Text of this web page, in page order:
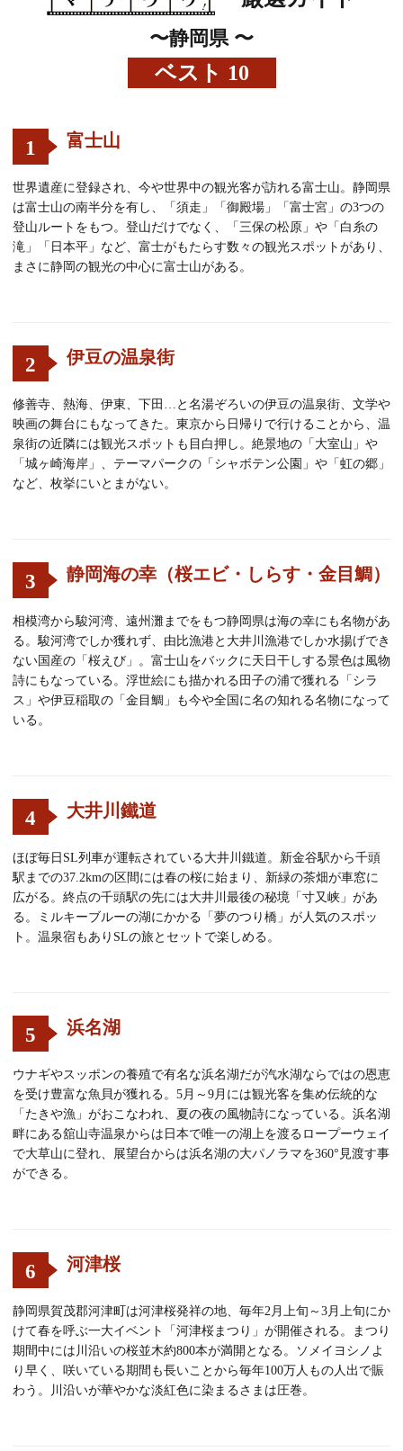
〜静岡県 〜
ベスト 10
1 富士山
世界遺産に登録され、今や世界中の観光客が訪れる富士山。静岡県
は富士山の南半分を有し、「須走」「御殿場」「富士宮」の3つの
登山ルートをもつ。登山だけでなく、「三保の松原」や「白糸の
滝」「日本平」など、富士がもたらす数々の観光スポットがあり、
まさに静岡の観光の中心に富士山がある。
2 伊豆の温泉街
修善寺、熱海、伊東、下田…と名湯ぞろいの伊豆の温泉街、文学や
映画の舞台にもなってきた。東京から日帰りで行けることから、温
泉街の近隣には観光スポットも目白押し。絶景地の「大室山」や
「城ヶ崎海岸」、テーマパークの「シャボテン公園」や「虹の郷」
など、枚挙にいとまがない。
3 静岡海の幸（桜エビ・しらす・金目鯛）
相模湾から駿河湾、遠州灘までをもつ静岡県は海の幸にも名物があ
る。駿河湾でしか獲れず、由比漁港と大井川漁港でしか水揚げでき
ない国産の「桜えび」。富士山をバックに天日干しする景色は風物
詩にもなっている。浮世絵にも描かれる田子の浦で獲れる「シラ
ス」や伊豆稲取の「金目鯛」も今や全国に名の知れる名物になって
いる。
4 大井川鐵道
ほぼ毎日SL列車が運転されている大井川鐵道。新金谷駅から千頭
駅までの37.2kmの区間には春の桜に始まり、新緑の茶畑が車窓に
広がる。終点の千頭駅の先には大井川最後の秘境「寸又峡」があ
る。ミルキーブルーの湖にかかる「夢のつり橋」が人気のスポッ
ト。温泉宿もありSLの旅とセットで楽しめる。
5 浜名湖
ウナギやスッポンの養殖で有名な浜名湖だが汽水湖ならではの恩恵
を受け豊富な魚貝が獲れる。5月～9月には観光客を集め伝統的な
「たきや漁」がおこなわれ、夏の夜の風物詩になっている。浜名湖
畔にある舘山寺温泉からは日本で唯一の湖上を渡るロープーウェイ
で大草山に登れ、展望台からは浜名湖の大パノラマを360°見渡す事
ができる。
6 河津桜
静岡県賀茂郡河津町は河津桜発祥の地、毎年2月上旬～3月上旬にか
けて春を呼ぶ一大イベント「河津桜まつり」が開催される。まつり
期間中には川沿いの桜並木約800本が満開となる。ソメイヨシノよ
り早く、咲いている期間も長いことから毎年100万人もの人出で賑
わう。川沿いが華やかな淡紅色に染まるさまは圧巻。